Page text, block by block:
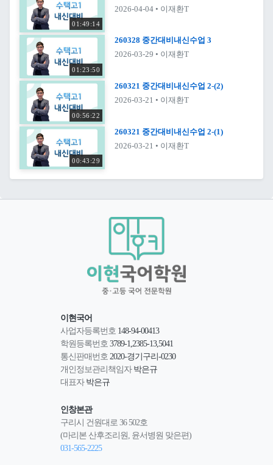
01:49:14
2026-04-04 • 이재환T
01:23:50
260328 중간대비내신수업 3
2026-03-29 • 이재환T
00:56:22
260321 중간대비내신수업 2-(2)
2026-03-21 • 이재환T
00:43:29
260321 중간대비내신수업 2-(1)
2026-03-21 • 이재환T
이현국어
사업자등록번호 148-94-00413
학원등록번호3789-1,2385-13,5041
통신판매번호2020-경기구리-0230
개인정보관리책임자박은규
대표자박은규
인창본관
구리시 건원대로 36 502호
(마리본 산후조리원, 윤서병원 맞은편)
031-565-2225